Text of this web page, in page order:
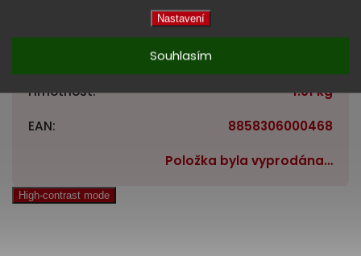
Nastavení
Souhlasím
Hmotnost: 1.01 kg
EAN: 8858306000468
Položka byla vyprodána…
High-contrast mode